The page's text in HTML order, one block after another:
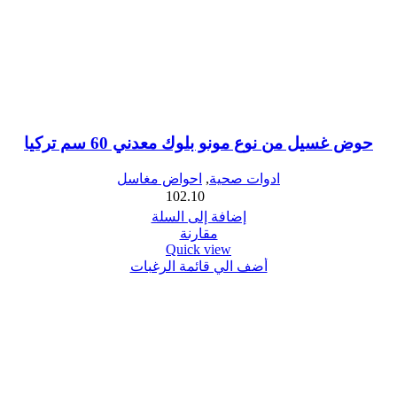
حوض غسيل من نوع مونو بلوك معدني 60 سم تركيا
ادوات صحية, احواض مغاسل
102.10
إضافة إلى السلة
مقارنة
Quick view
أضف الي قائمة الرغبات